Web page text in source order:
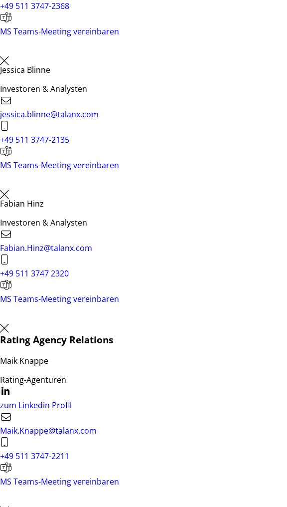
+49 511 3747-2368
MS Teams-Meeting vereinbaren
Jessica Blinne
Investoren & Analysten
jessica.blinne@talanx.com
+49 511 3747-2135
MS Teams-Meeting vereinbaren
Fabian Hinz
Investoren & Analysten
Fabian.Hinz@talanx.com
+49 511 3747 2320
MS Teams-Meeting vereinbaren
Rating Agency Relations
Maik Knappe
Rating-Agenturen
zum Linkedin Profil
Maik.Knappe@talanx.com
+49 511 3747-2211
MS Teams-Meeting vereinbaren